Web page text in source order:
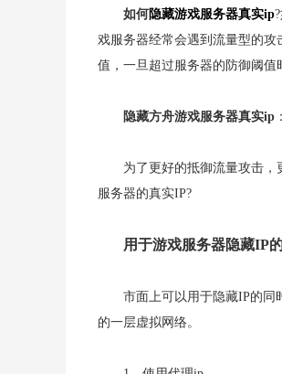
如何隐藏游戏服务器真实ip
戏服务器经常会遇到流量型的
值，一旦超过服务器的防御阈值
隐藏方舟游戏服务器真实ip ：
为了更好的抵御流量攻击
服务器的真实IP?
用于游戏服务器隐藏IP
市面上可以用于隐藏IP的同
的一层虚拟网络。